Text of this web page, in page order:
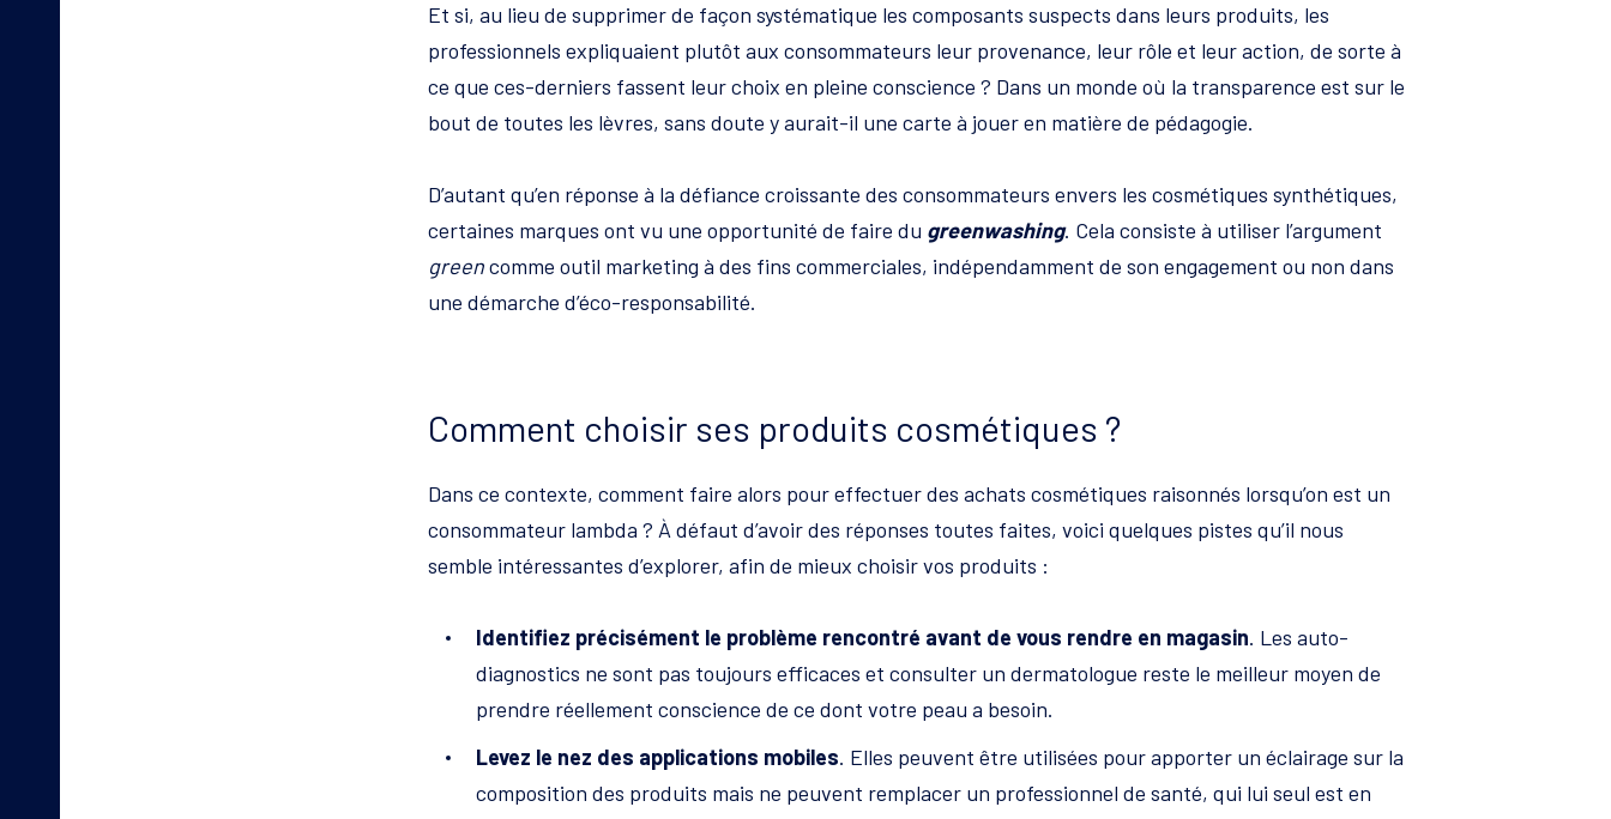
Et si, au lieu de supprimer de façon systématique les composants suspects dans leurs produits, les
professionnels expliquaient plutôt aux consommateurs leur provenance, leur rôle et leur action, de sorte à
ce que ces-derniers fassent leur choix en pleine conscience ? Dans un monde où la transparence est sur le
bout de toutes les lèvres, sans doute y aurait-il une carte à jouer en matière de pédagogie.
D’autant qu’en réponse à la défiance croissante des consommateurs envers les cosmétiques synthétiques,
certaines marques ont vu une opportunité de faire du greenwashing. Cela consiste à utiliser l’argument
greencomme outil marketing à des fins commerciales, indépendamment de son engagement ou non dans
une démarche d’éco-responsabilité.
Comment choisir ses produits cosmétiques ?
Dans ce contexte, comment faire alors pour effectuer des achats cosmétiques raisonnés lorsqu’on est un
consommateur lambda ? À défaut d’avoir des réponses toutes faites, voici quelques pistes qu’il nous
semble intéressantes d’explorer, afin de mieux choisir vos produits :
Identifiez précisément le problème rencontré avant de vous rendre en magasin. Les auto-
diagnostics ne sont pas toujours efficaces et consulter un dermatologue reste le meilleur moyen de
prendre réellement conscience de ce dont votre peau a besoin.
Levez le nez des applications mobiles. Elles peuvent être utilisées pour apporter un éclairage sur la
composition des produits mais ne peuvent remplacer un professionnel de santé, qui lui seul est en